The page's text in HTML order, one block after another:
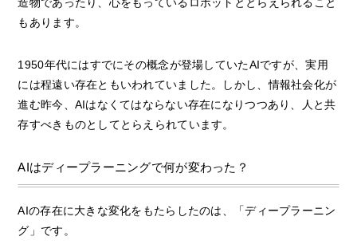
もあります。
1950年代にはすでにその概念が登場していたAIですが、実用
には程遠い存在ともいわれていました。しかし、情報社会化が
進む昨今、AIはなくてはならない存在になりつつあり、人と共
存すべきものとしてとらえられています。
AIはディープラーニングで何が変わった？
AIの存在に大きな変化をもたらしたのは、「ディープラーニン
グ」です。